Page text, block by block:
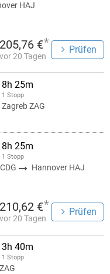
HAJ
205,76 €*
vor 20 Tagen
Prüfen
8h 25m
1 Stopp
Zagreb ZAG
8h 25m
1 Stopp
Hannover HAJ
210,62 €*
vor 20 Tagen
Prüfen
3h 40m
1 Stopp